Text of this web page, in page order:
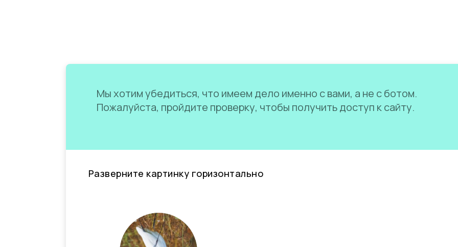
Мы хотим убедиться, что имеем дело именно с вами, а не с ботом.
Пожалуйста, пройдите проверку, чтобы получить доступ к сайту.
Разверните картинку горизонтально